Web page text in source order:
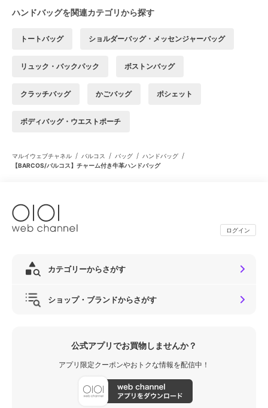
ハンドバッグを関連カテゴリから探す
トートバッグ ショルダーバッグ・メッセンジャーバッグ
リュック・バックパック ボストンバッグ
クラッチバッグ かごバッグ ポシェット
ボディバッグ・ウエストポーチ
マルイウェブチャネル / バルコス / バッグ / ハンドバッグ /
【BARCOS/バルコス】チャーム付き牛革ハンドバッグ
ログイン
カテゴリーからさがす
ショップ・ブランドからさがす
公式アプリでお買物しませんか？
アプリ限定クーポンやおトクな情報を配信中！